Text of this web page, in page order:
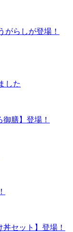
がらしが登場！
した
膳】登場！
セット】登場！